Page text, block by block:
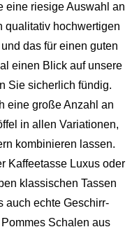
eine riesige Auswahl an
qualitativ hochwertigen
das für einen guten
einen Blick auf unsere
Sie sicherlich fündig.
eine große Anzahl an
in allen Variationen,
kombinieren lassen.
Kaffeetasse Luxus oder
klassischen Tassen
auch echte Geschirr-
Schalen aus